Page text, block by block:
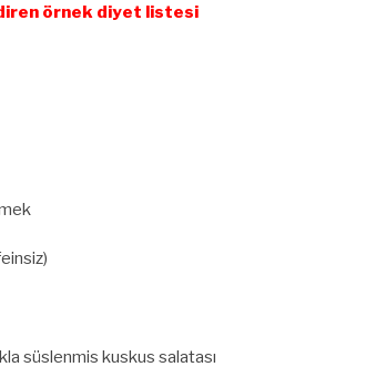
örnek diyet listesi
süslenmis kuskus salatası